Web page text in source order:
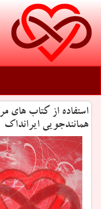
استفاده از کتاب های
همانندجویی ایرانداک